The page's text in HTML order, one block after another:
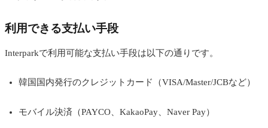
利用できる支払い手段
Interparkで利用可能な支払い手段は以下の通りです。
韓国国内発行のクレジットカード（VISA/Master/JCBなど）
モバイル決済（PAYCO、KakaoPay、Naver Pay）